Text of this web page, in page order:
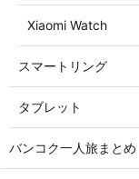
Xiaomi Watch
スマートリング
タブレット
バンコク一人旅まとめ